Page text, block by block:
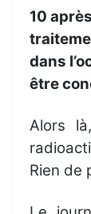
10
dans
être
Alors
Rien de